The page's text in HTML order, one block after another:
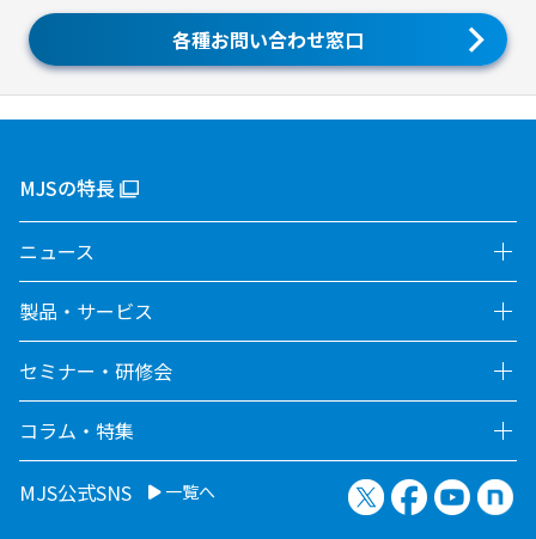
各種お問い合わせ窓口
MJSの特長
ニュース
製品・サービス
セミナー・研修会
コラム・特集
MJS公式SNS 一覧へ X（旧Twitter）
Facebook